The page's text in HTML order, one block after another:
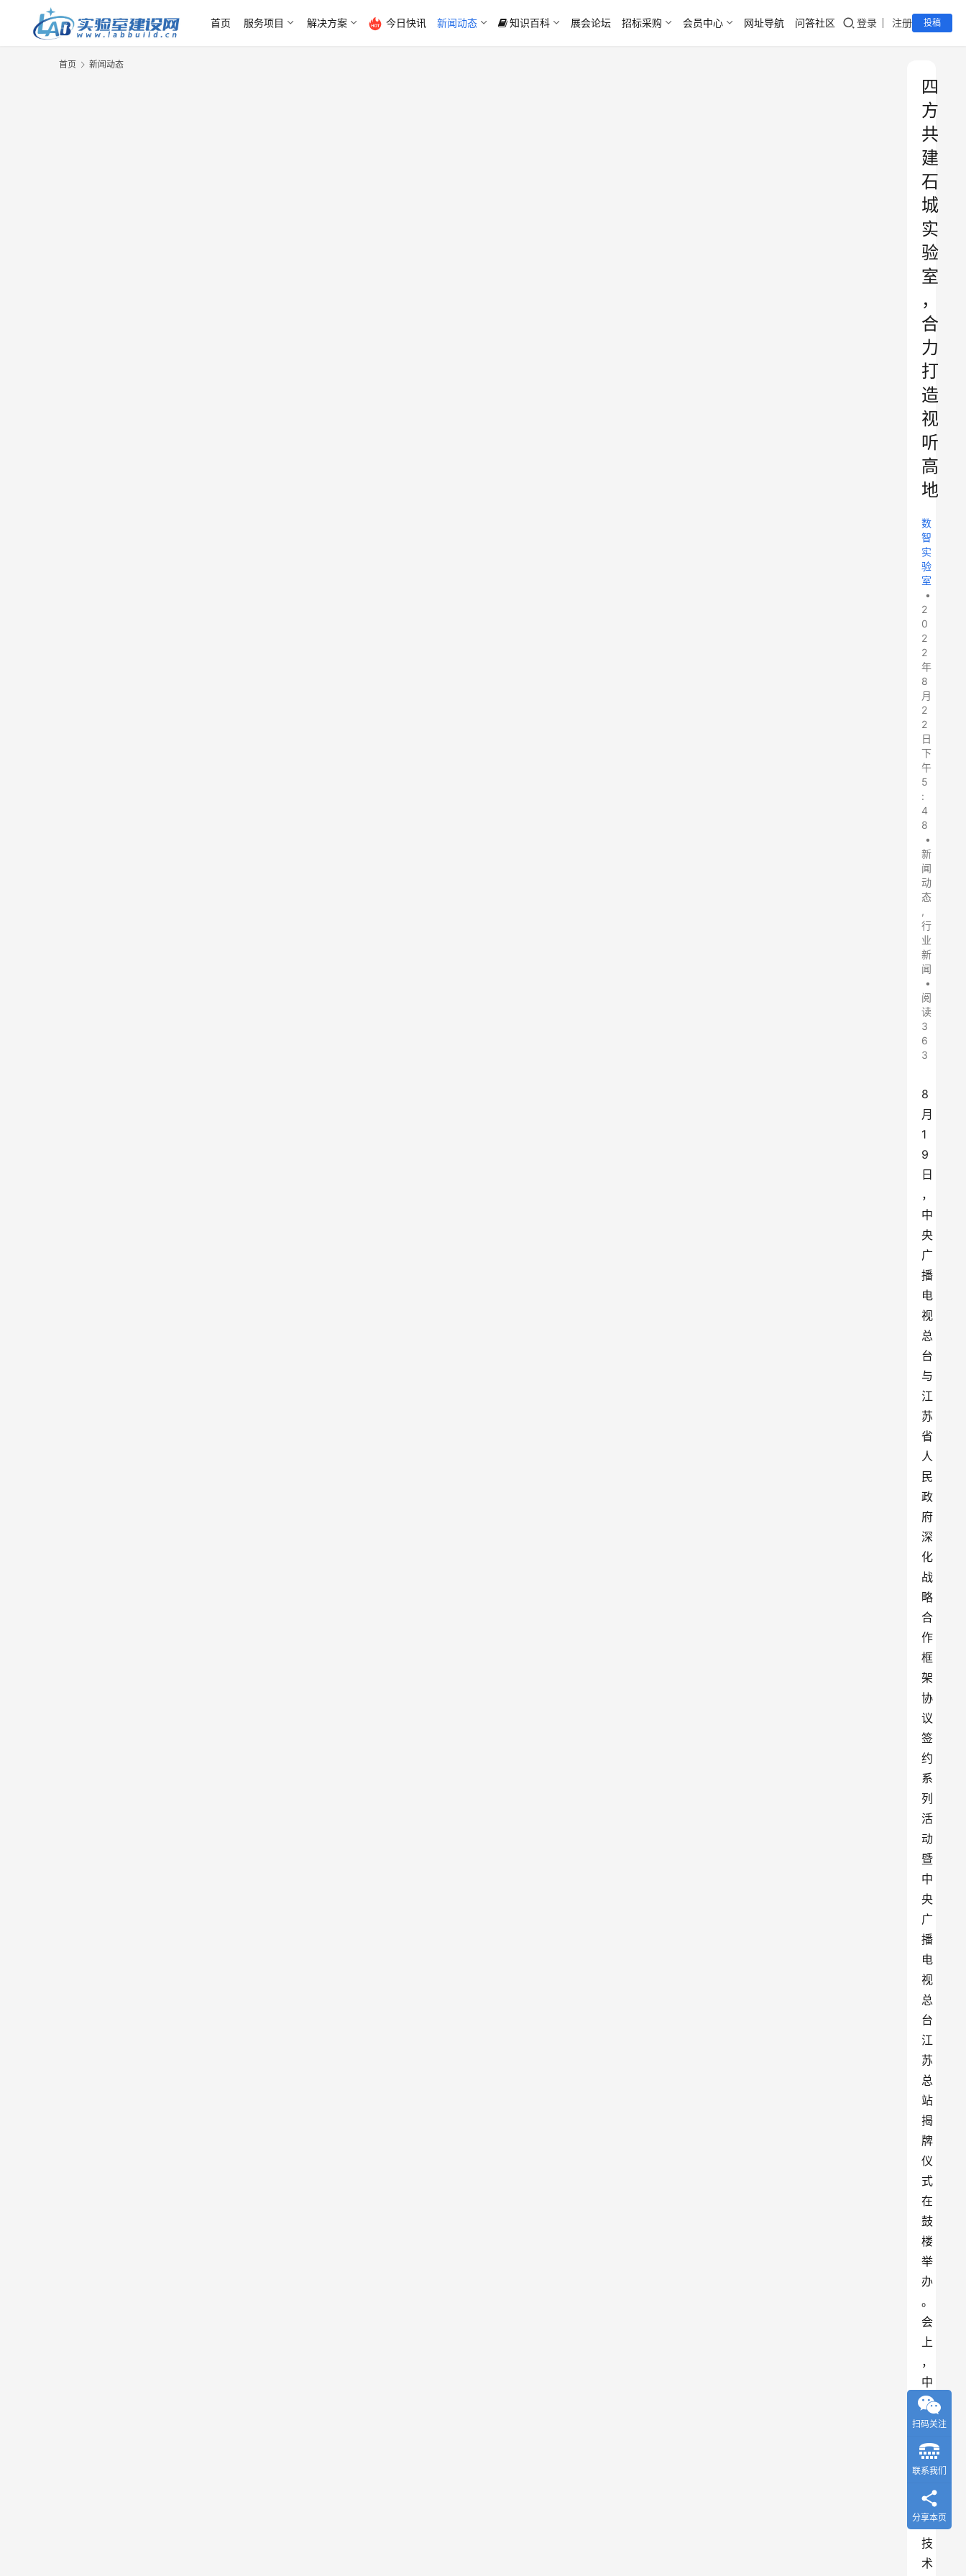
首页 服务项目 解决方案 今日快讯 新闻动态 知识百科 展会论坛 招标采购 会员中心 网址导航 问答社区 登录 注册 投稿
首页 新闻动态
四
方
共
建
石
城
实
验
室
，
合
力
打
造
视
听
高
地
数
智
实
验
室
•
2
0
2
2
年
8
月
2
2
日
下
午
5
:
4
8
•
新
闻
动
态
,
行
业
新
闻
•
阅
读
3
6
3
8
月
1
9
日
，
中
央
广
播
电
视
总
台
与
江
苏
省
人
民
政
府
深
化
战
略
合
作
框
架
协
议
签
约
系
列
活
动
暨
中
央
广
播
电
视
总
台
江
苏
总
站
揭
牌
仪
式
在
鼓
楼
举
办
。
会
上
，
中
央
广
播
电
总
台
技
术
扫码关注
联系我们
分享本页